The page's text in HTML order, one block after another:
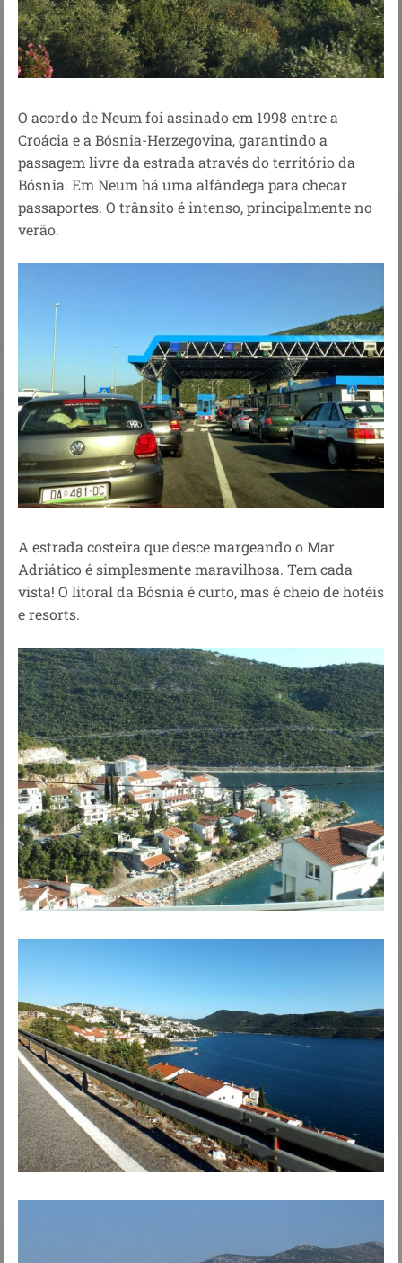
O acordo de Neum foi assinado em 1998 entre a
Croácia e a Bósnia-Herzegovina, garantindo a
passagem livre da estrada através do território da
Bósnia. Em Neum há uma alfândega para checar
passaportes. O trânsito éintenso, principalmente no
verão.
A estrada costeira que desce margeando o Mar
Adriático é simplesmente maravilhosa. Tem cada
vista! O litoral da Bósnia écurto, mas é cheio de hotéis
e resorts.